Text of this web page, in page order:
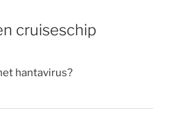
cruiseschip
hantavirus?